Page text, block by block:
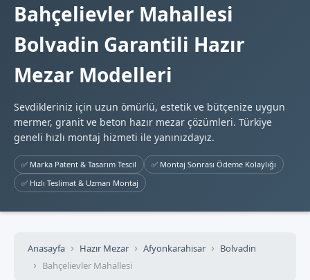
Bahçelievler Mahallesi
Bolvadin Garantili Hazır
Mezar Modelleri
Sevdikleriniz için uzun ömürlü, estetik ve bütçenize uygun
mermer, granit ve beton hazır mezar çözümleri. Türkiye
geneli hızlı montaj hizmeti ile yanınızdayız.
✅ Marka Patent & Tasarım Tescil
✅ Montaj Sonrası Ödeme Kolaylığı
✅ Hızlı Teslimat & Uzman Montaj
Anasayfa Hazır Mezar Afyonkarahisar
Bolvadin
Bahçelievler Mahallesi